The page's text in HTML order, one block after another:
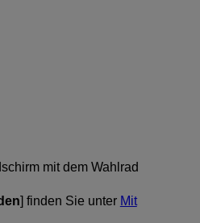
mit dem Wahlrad
] finden Sie unter Mit